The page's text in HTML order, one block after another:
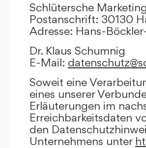
Schlütersche
Postanschrift: 30130
Adresse: Hans-
Dr. Klaus Schumnig
E-Mail:
Soweit eine
eines unserer
Erläuterungen im
Erreichbarkeitsdaten
den
Unternehmens unter